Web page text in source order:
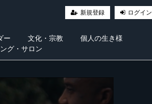
新規登録 ログイン
ー 文化・宗教
個人の生き様
グ・サロン